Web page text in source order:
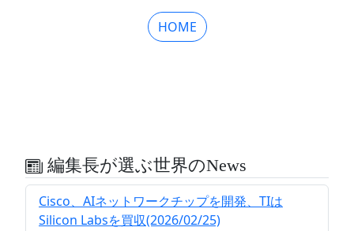
HOME
編集長が選ぶ世界のNews
Cisco、AIネットワークチップを開発、TIは
Silicon Labsを買収(2026/02/25)